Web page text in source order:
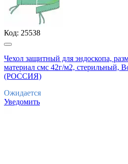
Код: 25538
Чехол защитный для эндоскопа,
материал смс 42г/м2, стерильный,
(РОССИЯ)
Ожидается
Уведомить